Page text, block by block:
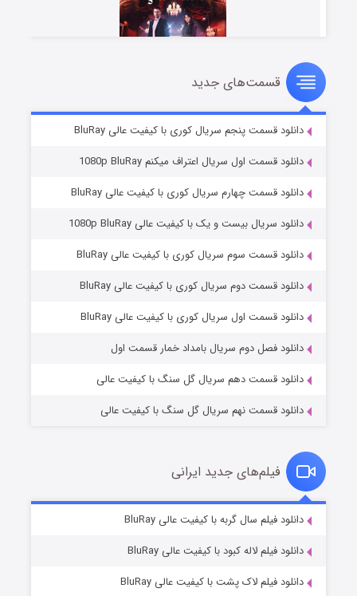
سریال زشت
قسمت۵ (زیرنویس) منتشر شد
وستی ها
قسمت۱ (زیرنویس) منتشر شد
قسمت۶ (زیرنویس) منتشر شد
قسمت‌های جدید
دانلود قسمت پنجم سریال کوری با کیفیت عالی BluRay
دانلود قسمت اول سریال اعتراف میکنم 1080p BluRay
دانلود قسمت چهارم سریال کوری با کیفیت عالی BluRay
دانلود سریال بیست و یک با کیفیت عالی 1080p BluRay
دانلود قسمت سوم سریال کوری با کیفیت عالی BluRay
دانلود قسمت دوم سریال کوری با کیفیت عالی BluRay
دانلود قسمت اول سریال کوری با کیفیت عالی BluRay
دانلود فصل دوم سریال بامداد خمار قسمت اول
دانلود قسمت دهم سریال گل سنگ با کیفیت عالی
دانلود قسمت نهم سریال گل سنگ با کیفیت عالی
فیلم‌های جدید ایرانی
دانلود فیلم سال گربه با کیفیت عالی BluRay
دانلود فیلم لاله کبود با کیفیت عالی BluRay
دانلود فیلم لاک پشت با کیفیت عالی BluRay